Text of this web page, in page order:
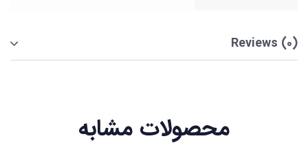
Reviews (0)
محصولات مشابه